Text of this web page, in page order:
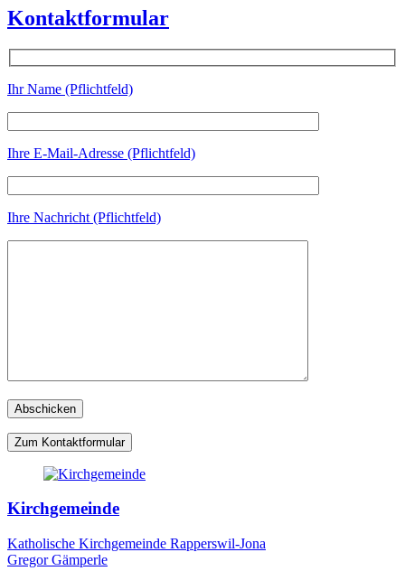
Kontaktformular
Ihr Name (Pflichtfeld)
Ihre E-Mail-Adresse (Pflichtfeld)
Ihre Nachricht (Pflichtfeld)
Zum Kontaktformular
Kirchgemeinde
Katholische Kirchgemeinde Rapperswil-Jona
Gregor Gämperle